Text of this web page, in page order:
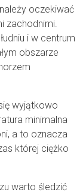
oczekiwać
zachodnimi.
i w centrum
obszarze
wyjątkowo
minimalna
a to oznacza
której ciężko
warto śledzić